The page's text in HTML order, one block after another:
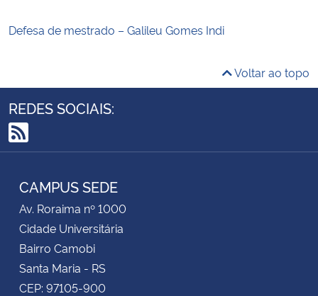
Defesa de mestrado – Galileu Gomes Indi
Voltar ao topo
REDES SOCIAIS:
RSS
CAMPUS SEDE
Av. Roraima nº 1000
Cidade Universitária
Bairro Camobi
Santa Maria - RS
CEP: 97105-900